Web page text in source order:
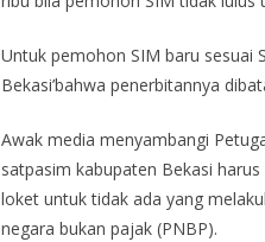
Untuk pemohon SIM baru sesuai
Bekasi’bahwa penerbitannya
Awak media menyambangi
satpasim kabupaten Bekasi
loket untuk tidak ada yang
negara bukan pajak (PNBP).